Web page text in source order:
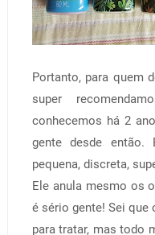
Portanto, para quem
super
conhecemos há 2
gente desde então.
pequena, discreta,
Ele anula mesmo os
é sério gente! Sei
para tratar, mas todo